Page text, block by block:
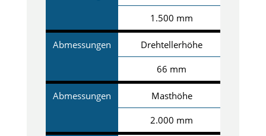
1.500 mm
Abmessungen Drehtellerhöhe
66 mm
Abmessungen Masthöhe
2.000 mm